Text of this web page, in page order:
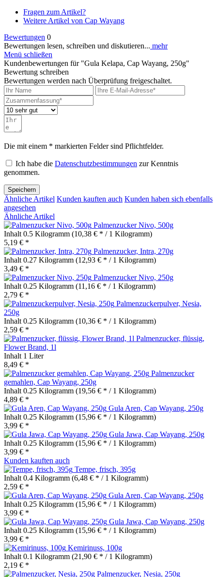
Fragen zum Artikel?
Weitere Artikel von Cap Wayang
Bewertungen 0
Bewertungen lesen, schreiben und diskutieren... mehr
Menü schließen
Kundenbewertungen für "Gula Kelapa, Cap Wayang, 250g"
Bewertung schreiben
Bewertungen werden nach Überprüfung freigeschaltet.
Die mit einem * markierten Felder sind Pflichtfelder.
Ich habe die Datenschutzbestimmungen zur Kenntnis
genommen.
Speichern
Ähnliche Artikel Kunden kauften auch Kunden haben sich ebenfalls
angesehen
Ähnliche Artikel
Palmenzucker Nivo, 500g
Inhalt 0.5 Kilogramm (10,38 € * / 1 Kilogramm)
5,19 € *
Palmenzucker, Intra, 270g
Inhalt 0.27 Kilogramm (12,93 € * / 1 Kilogramm)
3,49 € *
Palmenzucker Nivo, 250g
Inhalt 0.25 Kilogramm (11,16 € * / 1 Kilogramm)
2,79 € *
Palmenzuckerpulver, Nesia,
250g
Inhalt 0.25 Kilogramm (10,36 € * / 1 Kilogramm)
2,59 € *
Palmenzucker, flüssig,
Flower Brand, 1l
Inhalt 1 Liter
8,49 € *
Palmenzucker
gemahlen, Cap Wayang, 250g
Inhalt 0.25 Kilogramm (19,56 € * / 1 Kilogramm)
4,89 € *
Gula Aren, Cap Wayang, 250g
Inhalt 0.25 Kilogramm (15,96 € * / 1 Kilogramm)
3,99 € *
Gula Jawa, Cap Wayang, 250g
Inhalt 0.25 Kilogramm (15,96 € * / 1 Kilogramm)
3,99 € *
Kunden kauften auch
Tempe, frisch, 395g
Inhalt 0.4 Kilogramm (6,48 € * / 1 Kilogramm)
2,59 € *
Gula Aren, Cap Wayang, 250g
Inhalt 0.25 Kilogramm (15,96 € * / 1 Kilogramm)
3,99 € *
Gula Jawa, Cap Wayang, 250g
Inhalt 0.25 Kilogramm (15,96 € * / 1 Kilogramm)
3,99 € *
Kemirinuss, 100g
Inhalt 0.1 Kilogramm (21,90 € * / 1 Kilogramm)
2,19 € *
Palmenzucker, Nesia, 250g